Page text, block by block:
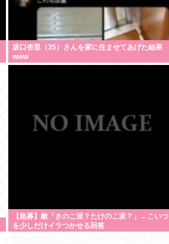
坂口杏里（35）さんを家に住ませてあげた結果
www
【急募】敵「きのこ派？たけのこ派？」←こいつ
を少しだけイラつかせる回答